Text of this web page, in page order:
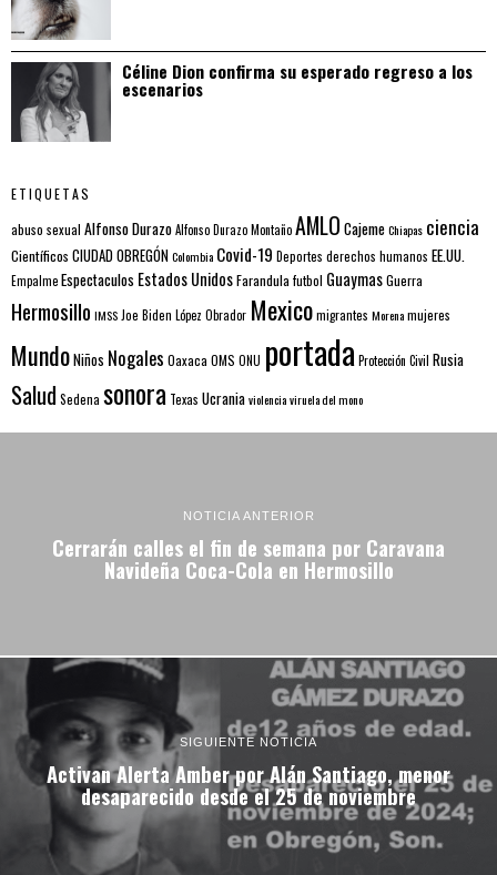
Céline Dion confirma su esperado regreso a los
escenarios
ETIQUETAS
abuso sexual Alfonso DurazoAlfonso Durazo MontañoAMLO CajemeChiapas ciencia
Científicos CIUDAD OBREGÓNColombia Covid-19 Deportes derechos humanos EE.UU.
EmpalmeEspectaculos Estados UnidosFarandulafutbol GuaymasGuerra
Hermosillo IMSS Joe Biden López Obrador Mexicomigrantes Morenamujeres
MundoNiños Nogales Oaxaca OMS ONU portada Protección Civil Rusia
Salud Sedena sonora Texas Ucraniaviolenciaviruela del mono
NOTICIA ANTERIOR
Cerrarán calles el fin de semana por Caravana
Navideña Coca-Cola en Hermosillo
SIGUIENTE NOTICIA
Activan Alerta Amber por Alán Santiago, menor
desaparecido desde el 25 de noviembre